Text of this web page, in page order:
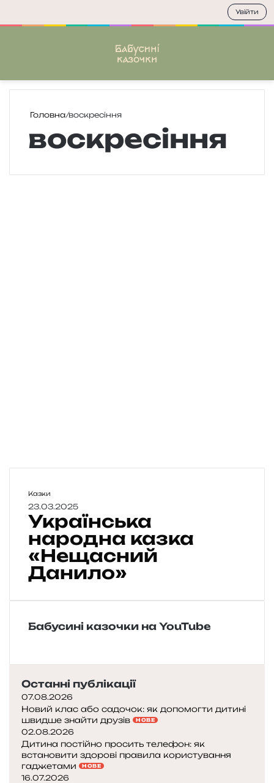
Головна/воскресіння
воскресіння
У
к
р
ї
н
с
ь
н
н
а
к
а
з
к
а
«
Казки
23.03.2025
Українська
народна казка
«Нещасний
Данило»
Бабусині казочки на YouTube
Останні публікації
07.08.2026
Новий клас або садочок: як допомогти дитині
швидше знайти друзів
НОВЕ
02.08.2026
Дитина постійно просить телефон: як
встановити здорові правила користування
гаджетами
НОВЕ
16.07.2026
Увійти